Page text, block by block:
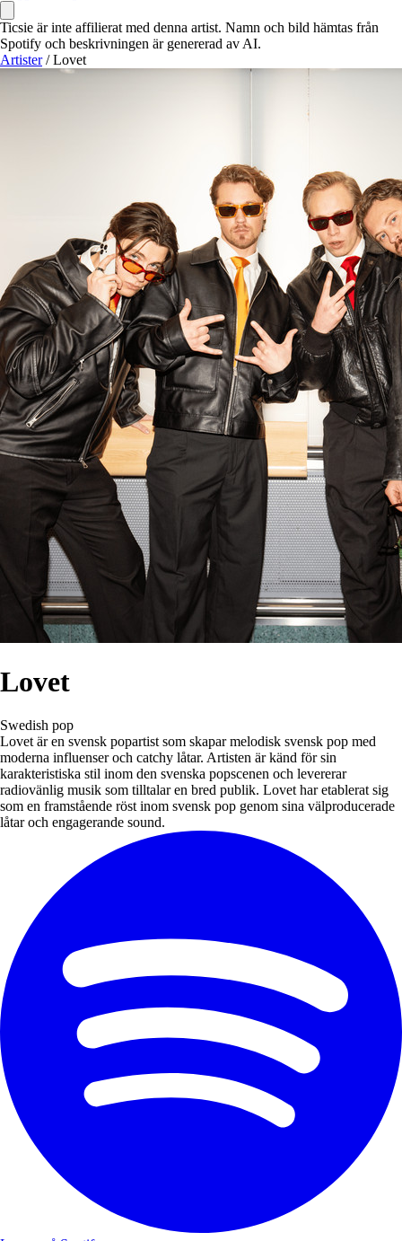
Ticsie är inte affilierat med denna artist. Namn och bild hämtas från
Spotify och beskrivningen är genererad av AI.
Artister / Lovet
Lovet
Swedish pop
Lovet är en svensk popartist som skapar melodisk svensk pop med
moderna influenser och catchy låtar. Artisten är känd för sin
karakteristiska stil inom den svenska popscenen och levererar
radiovänlig musik som tilltalar en bred publik. Lovet har etablerat sig
som en framstående röst inom svensk pop genom sina välproducerade
låtar och engagerande sound.